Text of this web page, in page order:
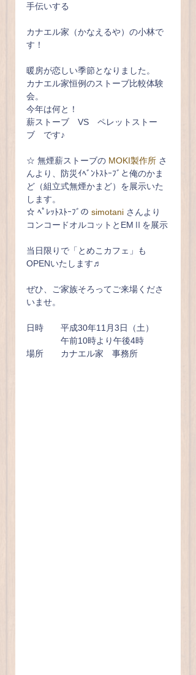
手伝いする
カナエル家（かなえるや）の小林で
す！
暖房が恋しい季節となりました。
カナエル家恒例のストーブ比較体験
会。
今年は何と！
薪ストーブ　VS　ペレットストー
ブ　です♪
☆ 無煙薪ストーブの MOKI製作所 さ
んより、防災ｲﾍﾞﾝﾄｽﾄｰﾌﾞと俺のかま
ど（組立式無煙かまど）を展示いた
します。
☆ ﾍﾟﾚｯﾄｽﾄｰﾌﾞの simotani さんより
コンコードオルコットとEMⅡを展示
当日限りで「とめこカフェ」も
OPENいたします♬
ぜひ、ご家族そろってご来場くださ
いませ。
日時　　平成30年11月3日（土）
午前10時より午後4時
場所　　カナエル家　事務所